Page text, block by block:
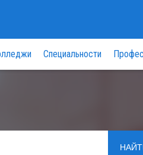
Специальности